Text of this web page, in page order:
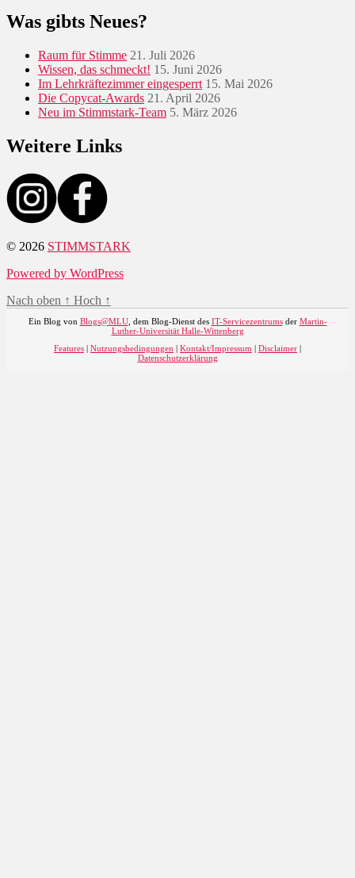
Was gibts Neues?
Raum für Stimme 21. Juli 2026
Wissen, das schmeckt! 15. Juni 2026
Im Lehrkräftezimmer eingesperrt 15. Mai 2026
Die Copycat-Awards 21. April 2026
Neu im Stimmstark-Team 5. März 2026
Weitere Links
© 2026 STIMMSTARK
Powered by WordPress
Nach oben ↑ Hoch ↑
Ein Blog von Blogs@MLU, dem Blog-Dienst des IT-Servicezentrumsder Martin-
Luther-Universität Halle-Wittenberg
Features | Nutzungsbedingungen | Kontakt/Impressum | Disclaimer |
Datenschutzerklärung